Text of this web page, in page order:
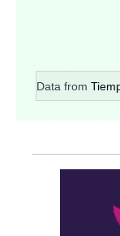
Data from